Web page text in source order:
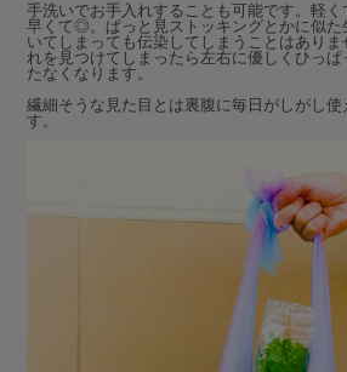
手洗いでお手入れすることも可能です。軽
早くて◎。ぱっと見ストッキングとかに似た
いてしまっても伝染してしまうことはあり
れを見つけてしまったら左右に優しくひっ
たなくなります。
繊細そうな見た目とは裏腹に毎日がしがし
す。